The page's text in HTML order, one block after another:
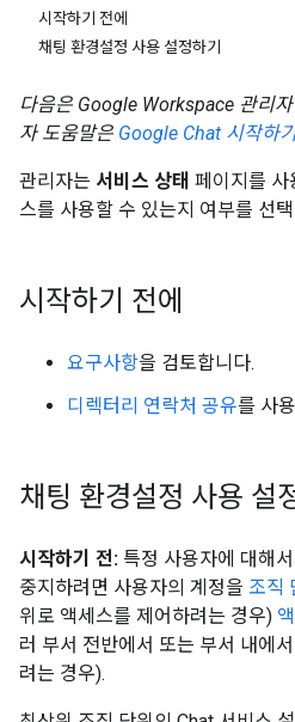
시작하기 전에
채팅 환경설정 사용 설정하기
다음은 Google Workspace 관리
자 도움말은 Google Chat 시작하
관리자는 서비스 상태 페이지를 사
스를 사용할 수 있는지 여부를 선
시작하기 전에
요구사항을 검토합니다.
디렉터리 연락처 공유를 사
채팅 환경설정 사용 설
시작하기 전: 특정 사용자에 대해
중지하려면 사용자의 계정을 조직
위로 액세스를 제어하려는 경우)
러 부서 전반에서 또는 부서 내에
려는 경우).